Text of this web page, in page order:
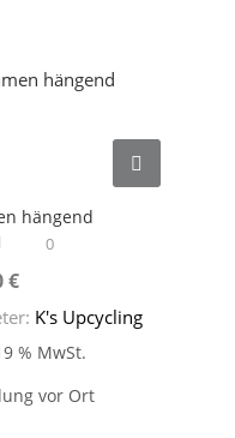
hängend
0
€
K's Upcycling
% MwSt.
vor Ort